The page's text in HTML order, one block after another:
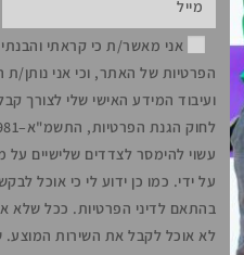
אני מאשר/ת כי קראתי
הפרטיות של האתר, וכי אני
ועיבוד המידע האישי שלי לצורך
עשוי להימסר לצדדים שלישיים
על ידי. כמו כן ידוע לי כי אוכל
בהתאם לדיני הפרטיות. ככל
לא אוכל לקבל את השירות